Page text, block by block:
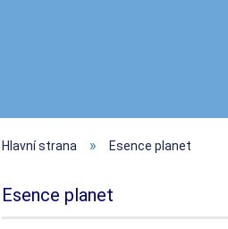
Hlavní strana » Esence planet
Esence planet